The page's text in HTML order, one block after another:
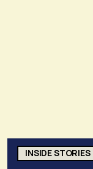
INSIDE STORIES